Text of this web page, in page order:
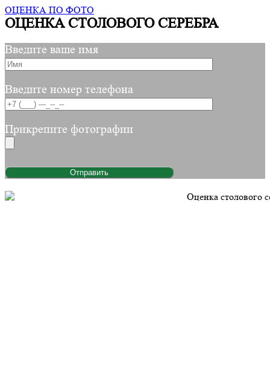
ОЦЕНКА ПО ФОТО
ОЦЕНКА СТОЛОВОГО СЕРЕБРА
Введите ваше имя
Введите номер телефона
Прикрепите фотографии